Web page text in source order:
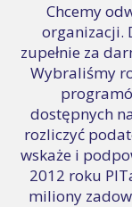
Chcemy
organizacji.
zupełnie za
Wybraliśmy
dostępnych
rozliczyć
wskaże i
2012 roku
miliony